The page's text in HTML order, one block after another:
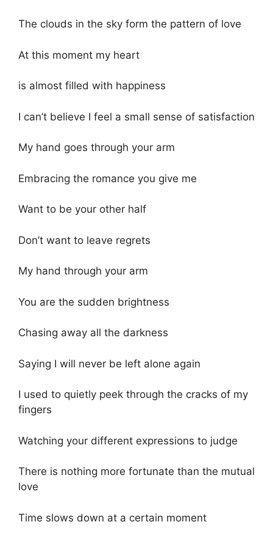
The clouds in the sky form the pattern of love
At this moment my heart
is almost filled with happiness
I can’t believe I feel a small sense of satisfaction
My hand goes through your arm
Embracing the romance you give me
Want to be your other half
Don’t want to leave regrets
My hand through your arm
You are the sudden brightness
Chasing away all the darkness
Saying I will never be left alone again
I used to quietly peek through the cracks of my
fingers
Watching your different expressions to judge
There is nothing more fortunate than the mutual
love
Time slows down at a certain moment